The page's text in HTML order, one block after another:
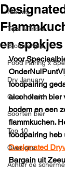
Nieuws
Tips & Tricks
Brouwerijen
Food Pairing x
Dry January
Gezondheid
Soorten bier
Top 10
Over ons
Achter de
en spekjes
Voor
foodpairing
alcoholarm bier
bodem en een
flammkuchen.
foodpairing heb
Designated
Bargain uit